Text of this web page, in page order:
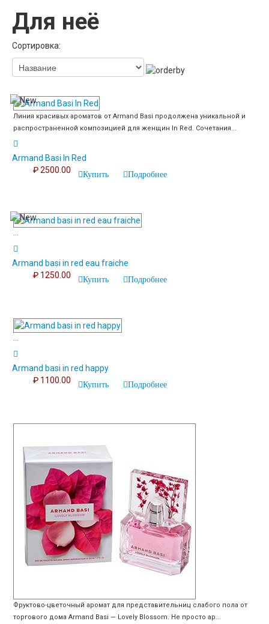
Для неё
Сортировка:
Линия красивых ароматов от Armand Basi продолжена уникальной и
распространенной композицией для женщин In Red. Сочетания...
Armand Basi In Red
₽ 2500.00
Купить Подробнее
...
Armand basi in red eau fraiche
₽ 1250.00
Купить Подробнее
...
Armand basi in red happy
₽ 1100.00
Купить Подробнее
Фруктово-цветочный аромат для представительниц слабого пола от
торгового дома Armand Basi — Lovely Blossom. Не просто ар...